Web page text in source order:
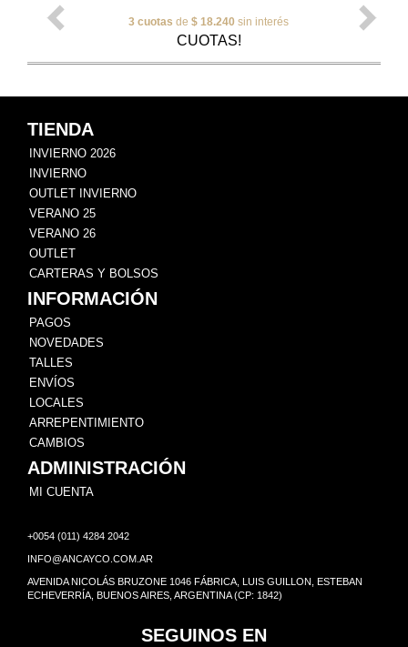
3 cuotas de $ 18.240 sin interés
CUOTAS!
TIENDA
INVIERNO 2026
INVIERNO
OUTLET INVIERNO
VERANO 25
VERANO 26
OUTLET
CARTERAS Y BOLSOS
INFORMACIÓN
PAGOS
NOVEDADES
TALLES
ENVÍOS
LOCALES
ARREPENTIMIENTO
CAMBIOS
ADMINISTRACIÓN
MI CUENTA
+0054 (011) 4284 2042
INFO@ANCAYCO.COM.AR
AVENIDA NICOLÁS BRUZONE 1046 FÁBRICA, LUIS GUILLON, ESTEBAN
ECHEVERRÍA, BUENOS AIRES, ARGENTINA (CP: 1842)
SEGUINOS EN